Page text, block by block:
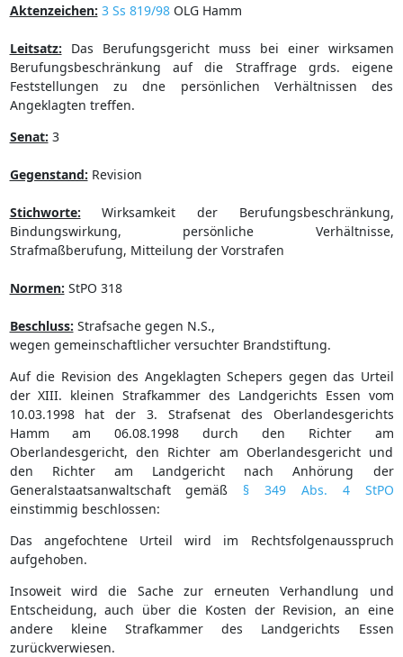
Aktenzeichen: 3 Ss 819/98OLG Hamm
Leitsatz: Das Berufungsgericht muss bei einer wirksamen
Berufungsbeschränkung auf die Straffrage grds. eigene
Feststellungen zu dne persönlichen Verhältnissen des
Angeklagten treffen.
Senat: 3
Gegenstand: Revision
Stichworte: Wirksamkeit der Berufungsbeschränkung,
Bindungswirkung, persönliche Verhältnisse,
Strafmaßberufung, Mitteilung der Vorstrafen
Normen: StPO 318
Beschluss: Strafsache gegen N.S.,
wegen gemeinschaftlicher versuchter Brandstiftung.
Auf die Revision des Angeklagten Schepers gegen das Urteil
der XIII. kleinen Strafkammer des Landgerichts Essen vom
10.03.1998 hat der 3. Strafsenat des Oberlandesgerichts
Hamm am 06.08.1998 durch den Richter am
Oberlandesgericht, den Richter am Oberlandesgericht und
den Richter am Landgericht nach Anhörung der
Generalstaatsanwaltschaft gemäß § 349 Abs. 4 StPO
einstimmig beschlossen:
Das angefochtene Urteil wird im Rechtsfolgenausspruch
aufgehoben.
Insoweit wird die Sache zur erneuten Verhandlung und
Entscheidung, auch über die Kosten der Revision, an eine
andere kleine Strafkammer des Landgerichts Essen
zurückverwiesen.